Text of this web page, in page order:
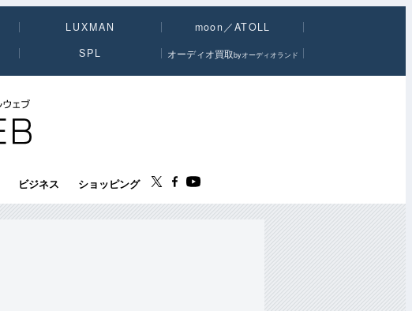
LUXMAN
moon／ATOLL
SPL オーディオ買取byオーディオランド
ビジネス ショッピング